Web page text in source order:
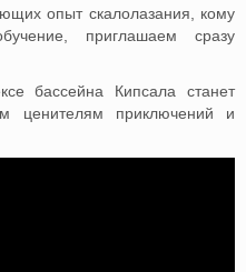
опыт скалолазания, кому
приглашаем сразу
бассейна Кипсала станет
ценителям приключений и